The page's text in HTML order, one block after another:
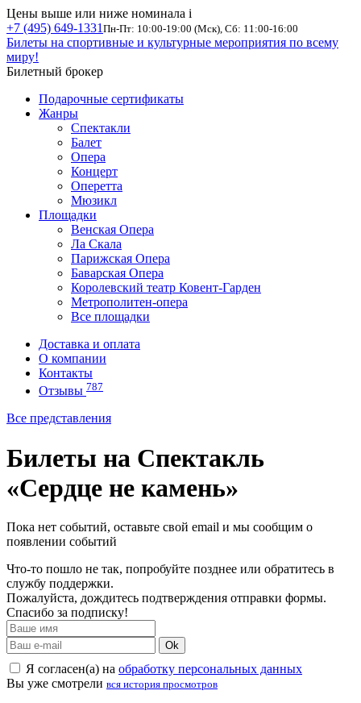
Цены выше или ниже номинала i
+7 (495) 649-1331 Пн-Пт: 10:00-19:00 (Мск), Сб: 11:00-16:00
Билеты на спортивные и культурные мероприятия по всему
миру!
Билетный брокер
Подарочные сертификаты
Жанры
Спектакли
Балет
Опера
Концерт
Оперетта
Мюзикл
Площадки
Венская Опера
Ла Скала
Парижская Опера
Баварская Опера
Королевский театр Ковент-Гарден
Метрополитен-опера
Все площадки
Доставка и оплата
О компании
Контакты
Отзывы 787
Все представления
Билеты на Спектакль
«Сердце не камень»
Пока нет событий, оставьте свой email и мы сообщим о
появлении событий
Что-то пошло не так, попробуйте позднее или обратитесь в
службу поддержки.
Пожалуйста, дождитесь подтверждения отправки формы.
Спасибо за подписку!
Ok
Я согласен(а) на обработку персональных данных
Вы уже смотрели вся история просмотров